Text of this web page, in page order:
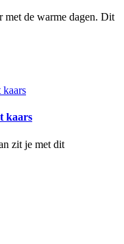
met de warme dagen. Dit
kaars
zit je met dit